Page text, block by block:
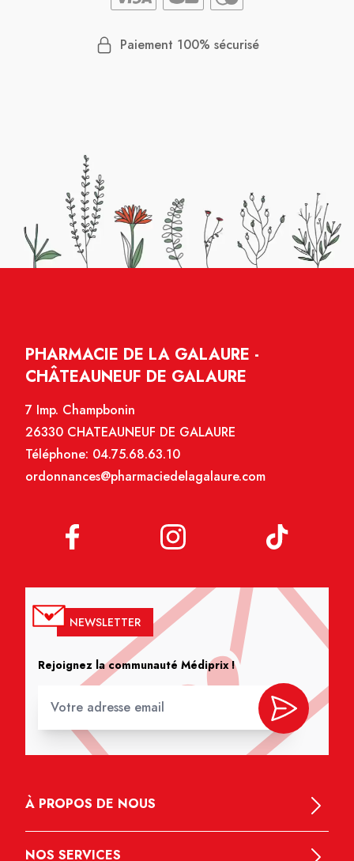
Paiement 100% sécurisé
PHARMACIE DE LA GALAURE -
CHÂTEAUNEUF DE GALAURE
7 Imp. Champbonin
26330 CHATEAUNEUF DE GALAURE
Téléphone: 04.75.68.63.10
ordonnances@pharmaciedelagalaure.com
NEWSLETTER
Rejoignez la communauté Médiprix !
À PROPOS DE NOUS
NOS SERVICES